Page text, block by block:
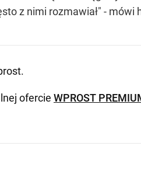
z nimi rozmawiał" -
.
ofercie WPROST